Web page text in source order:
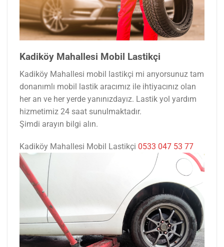
Kadiköy Mahallesi Mobil Lastikçi
Kadiköy Mahallesi mobil lastikçi mi arıyorsunuz tam
donanımlı mobil lastik aracımız ile ihtiyacınız olan
her an ve her yerde yanınızdayız. Lastik yol yardım
hizmetimiz 24 saat sunulmaktadır.
Şimdi arayın bilgi alın.
Kadiköy Mahallesi Mobil Lastikçi 0533 047 53 77